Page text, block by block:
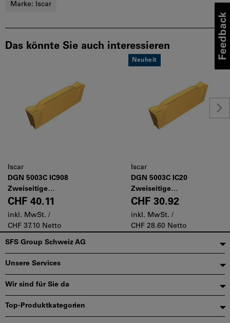
Marke: Iscar
Das könnte Sie auch interessieren
Iscar
DGN 5003C IC908
Zweiseitige
Schneideinsätze zum Ein-
und Abstechen von
Stangen, harten
Werkstückstoffen und bei
schwierigen
Anwendungsfällen
CHF 40.11
inkl. MwSt. /
CHF 37.10 Netto
Neuheit
Iscar
DGN 5003C IC20
Zweiseitige
Schneideinsätze zum Ein-
und Abstechen von
Stangen, harten
Werkstückstoffen und bei
Anwendungsfällen
CHF 30.92
inkl. MwSt. /
CHF 28.60 Netto
Fußzeile
SFS Group Schweiz AG
Unsere Services
Wir sind für Sie da
Top-Produktkategorien